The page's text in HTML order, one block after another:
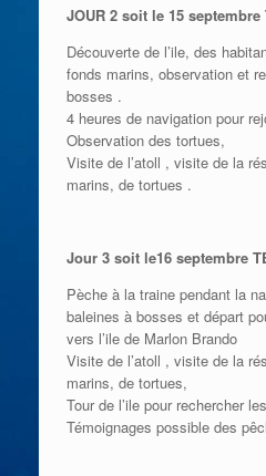
JOUR 2 soit le 15 septembre
Découverte de l’ile, des
fonds marins, observation et
bosses .
4 heures de navigation pour
Observation des tortues,
Visite de l’atoll , visite de la
marins, de tortues .
Jour 3 soit le16 septembre
Pèche à la traine pendant la
baleines à bosses et départ
vers l’ile de Marlon Brando
Visite de l’atoll , visite de la
marins, de tortues,
Tour de l’ile pour rechercher
Témoignages possible des